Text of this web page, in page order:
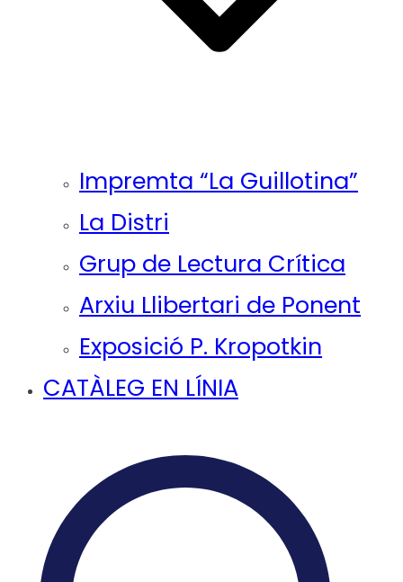
Impremta “La Guillotina”
La Distri
Grup de Lectura Crítica
Arxiu Llibertari de Ponent
Exposició P. Kropotkin
CATÀLEG EN LÍNIA